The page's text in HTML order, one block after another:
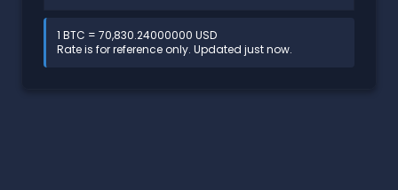
1 BTC = 70,830.24000000 USD
Rate is for reference only. Updated just now.